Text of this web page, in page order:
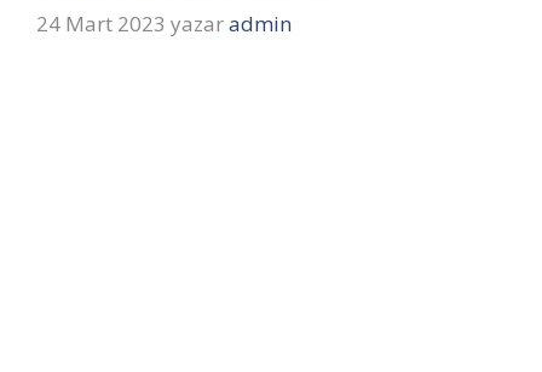
24 Mart 2023 yazaradmin